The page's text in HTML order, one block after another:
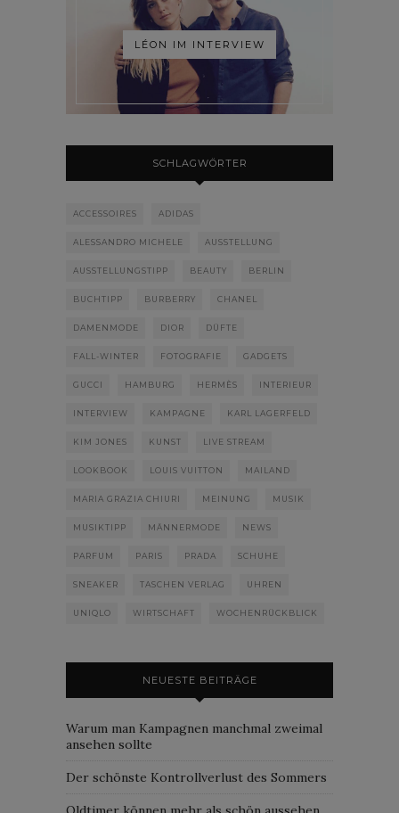
LÉON IM INTERVIEW
SCHLAGWÖRTER
ACCESSOIRES ADIDAS
ALESSANDRO MICHELE AUSSTELLUNG
AUSSTELLUNGSTIPP BEAUTY BERLIN
BUCHTIPP BURBERRY CHANEL
DAMENMODE DIOR DÜFTE
FALL-WINTER FOTOGRAFIE GADGETS
GUCCI HAMBURG HERMÈS INTERIEUR
INTERVIEW KAMPAGNE KARL LAGERFELD
KIM JONES KUNST LIVE STREAM
LOOKBOOK LOUIS VUITTON MAILAND
MARIA GRAZIA CHIURI MEINUNG MUSIK
MUSIKTIPP MÄNNERMODE NEWS
PARFUM PARIS PRADA SCHUHE
SNEAKER TASCHEN VERLAG UHREN
UNIQLO WIRTSCHAFT WOCHENRÜCKBLICK
NEUESTE BEITRÄGE
Warum man Kampagnen manchmal zweimal
ansehen sollte
Der schönste Kontrollverlust des Sommers